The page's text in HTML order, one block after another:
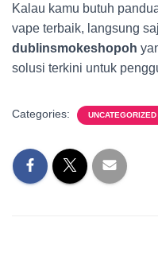
Kalau kamu butuh
vape terbaik, langsung
dublinsmokeshopoh
solusi terkini untuk
Categories: UNCATEGORIZED